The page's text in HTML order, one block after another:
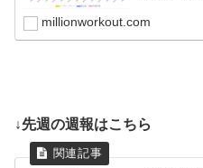
millionworkout.com
↓先週の週報はこちら